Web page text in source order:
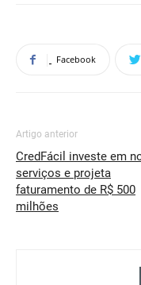
Facebook
Artigo anterior
CredFácil investe em
serviços e projeta
faturamento de R$ 500
milhões